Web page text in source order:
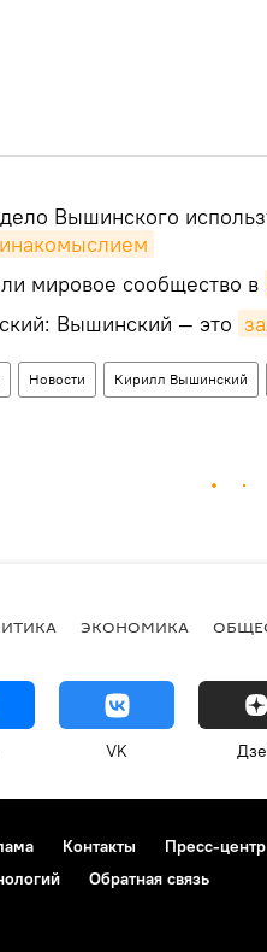
Вышинского
мировое сообщество в
Вышинский — это
Новости Кирилл Вышинский
ЭКОНОМИКА
VK
Контакты Пресс-центр
Обратная связь